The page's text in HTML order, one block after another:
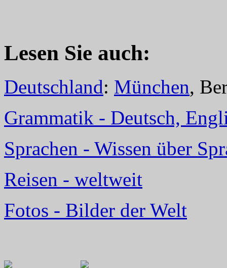
Lesen Sie auch:
Deutschland: München,
Grammatik - Deutsch,
Sprachen - Wissen über
Reisen - weltweit
Fotos - Bilder der Welt